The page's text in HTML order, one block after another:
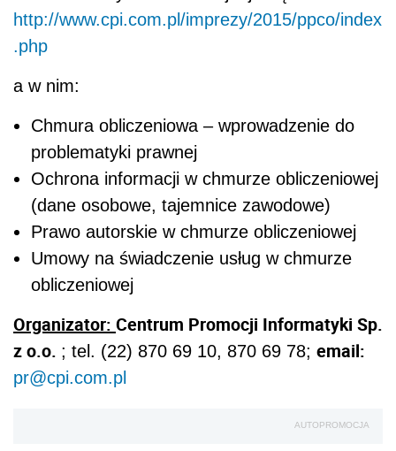
http://www.cpi.com.pl/imprezy/2015/ppco/index
.php
a w nim:
Chmura obliczeniowa – wprowadzenie do
problematyki prawnej
Ochrona informacji w chmurze obliczeniowej
(dane osobowe, tajemnice zawodowe)
Prawo autorskie w chmurze obliczeniowej
Umowy na świadczenie usług w chmurze
obliczeniowej
Organizator: Centrum Promocji Informatyki Sp.
z o.o. ; tel. (22) 870 69 10, 870 69 78; email:
pr@cpi.com.pl
AUTOPROMOCJA